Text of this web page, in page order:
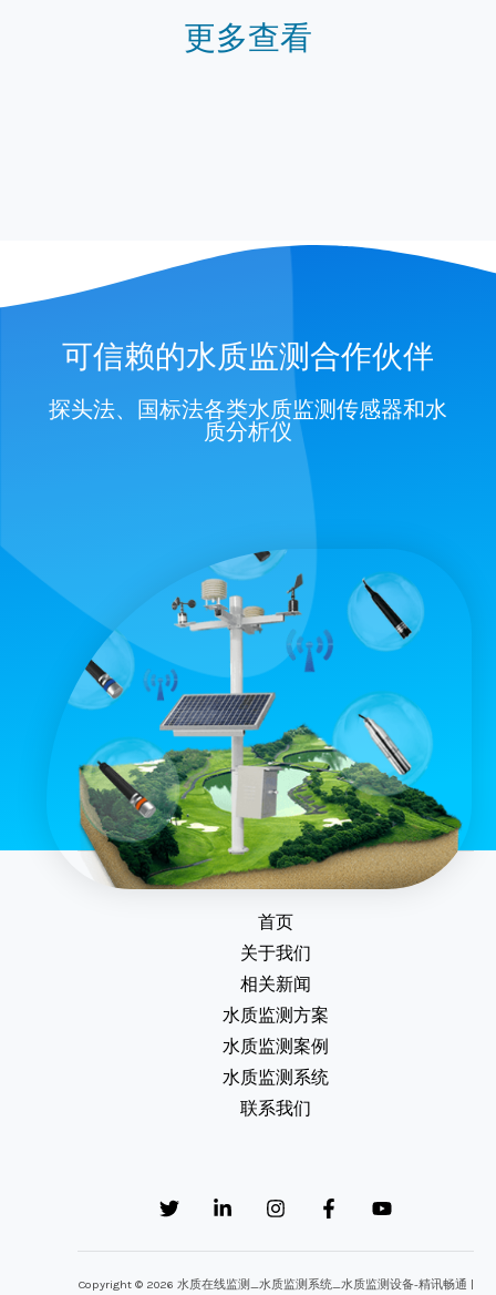
更多查看
可信赖的水质监测合作伙伴
探头法、国标法各类水质监测传感器和水
质分析仪
首页
关于我们
相关新闻
水质监测方案
水质监测案例
水质监测系统
联系我们
Copyright © 2026 水质在线监测_水质监测系统_水质监测设备-精讯畅通 |